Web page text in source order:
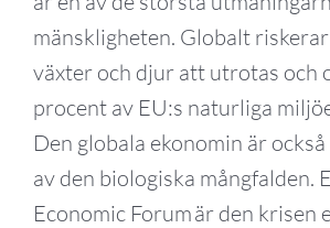
mänskligheten. Globalt
växter och djur att utrotas och
procent av EU:s naturliga
Den globala ekonomin är
av den biologiska mångfalden.
Economic Forum är den krisen